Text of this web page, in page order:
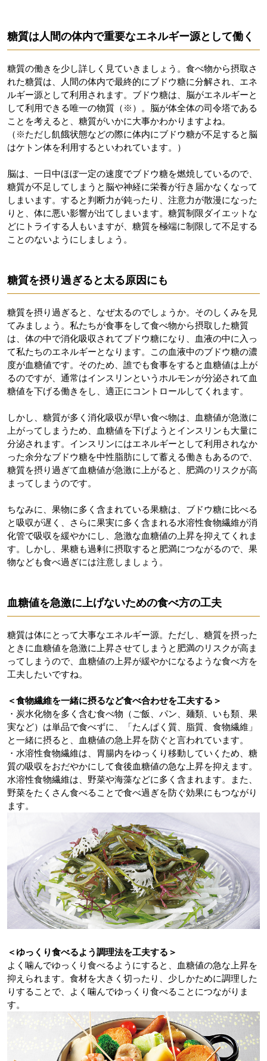
糖質は人間の体内で重要なエネルギー源として働く
糖質の働きを少し詳しく見ていきましょう。食べ物から摂取さ
れた糖質は、人間の体内で最終的にブドウ糖に分解され、エネ
ルギー源として利用されます。ブドウ糖は、脳がエネルギーと
して利用できる唯一の物質（※）。脳が体全体の司令塔である
ことを考えると、糖質がいかに大事かわかりますよね。
（※ただし飢餓状態などの際に体内にブドウ糖が不足すると脳
はケトン体を利用するといわれています。）
脳は、一日中ほぼ一定の速度でブドウ糖を燃焼しているので、
糖質が不足してしまうと脳や神経に栄養が行き届かなくなって
しまいます。すると判断力が鈍ったり、注意力が散漫になった
りと、体に悪い影響が出てしまいます。糖質制限ダイエットな
どにトライする人もいますが、糖質を極端に制限して不足する
ことのないようにしましょう。
糖質を摂り過ぎると太る原因にも
糖質を摂り過ぎると、なぜ太るのでしょうか。そのしくみを見
てみましょう。私たちが食事をして食べ物から摂取した糖質
は、体の中で消化吸収されてブドウ糖になり、血液の中に入っ
て私たちのエネルギーとなります。この血液中のブドウ糖の濃
度が血糖値です。そのため、誰でも食事をすると血糖値は上が
るのですが、通常はインスリンというホルモンが分泌されて血
糖値を下げる働きをし、適正にコントロールしてくれます。
しかし、糖質が多く消化吸収が早い食べ物は、血糖値が急激に
上がってしまうため、血糖値を下げようとインスリンも大量に
分泌されます。インスリンにはエネルギーとして利用されなか
った余分なブドウ糖を中性脂肪にして蓄える働きもあるので、
糖質を摂り過ぎて血糖値が急激に上がると、肥満のリスクが高
まってしまうのです。
ちなみに、果物に多く含まれている果糖は、ブドウ糖に比べる
と吸収が遅く、さらに果実に多く含まれる水溶性食物繊維が消
化管で吸収を緩やかにし、急激な血糖値の上昇を抑えてくれま
す。しかし、果糖も過剰に摂取すると肥満につながるので、果
物なども食べ過ぎには注意しましょう。
血糖値を急激に上げないための食べ方の工夫
糖質は体にとって大事なエネルギー源。ただし、糖質を摂った
ときに血糖値を急激に上昇させてしまうと肥満のリスクが高ま
ってしまうので、血糖値の上昇が緩やかになるような食べ方を
工夫したいですね。
＜食物繊維を一緒に摂るなど食べ合わせを工夫する＞
・炭水化物を多く含む食べ物（ご飯、パン、麺類、いも類、果
実など）は単品で食べずに、「たんぱく質、脂質、食物繊維」
と一緒に摂ると、血糖値の急上昇を防ぐと言われています。
・水溶性食物繊維は、胃腸内をゆっくり移動していくため、糖
質の吸収をおだやかにして食後血糖値の急な上昇を抑えます。
水溶性食物繊維は、野菜や海藻などに多く含まれます。また、
野菜をたくさん食べることで食べ過ぎを防ぐ効果にもつながり
ます。
＜ゆっくり食べるよう調理法を工夫する＞
よく噛んでゆっくり食べるようにすると、血糖値の急な上昇を
抑えられます。食材を大きく切ったり、少しかために調理した
りすることで、よく噛んでゆっくり食べることにつながりま
す。